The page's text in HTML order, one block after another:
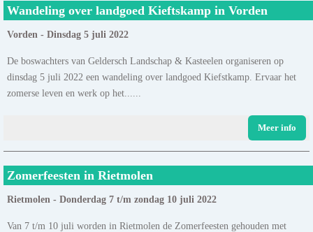
Wandeling over landgoed Kieftskamp in Vorden
Vorden - Dinsdag 5 juli 2022
De boswachters van Geldersch Landschap & Kasteelen organiseren op
dinsdag 5 juli 2022 een wandeling over landgoed Kiefstkamp. Ervaar het
zomerse leven en werk op het......
Meer info
Zomerfeesten in Rietmolen
Rietmolen - Donderdag 7 t/m zondag 10 juli 2022
Van 7 t/m 10 juli worden in Rietmolen de Zomerfeesten gehouden met